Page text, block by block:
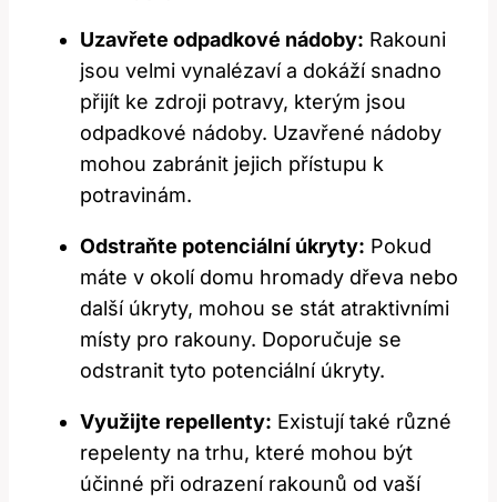
Uzavřete odpadkové nádoby: Rakouni
jsou velmi vynalézaví a dokáží snadno
přijít ke zdroji potravy, kterým jsou
odpadkové nádoby. Uzavřené nádoby
mohou zabránit jejich přístupu k
potravinám.
Odstraňte potenciální úkryty: Pokud
máte v okolí domu hromady dřeva nebo
další úkryty, mohou se stát atraktivními
místy pro rakouny. Doporučuje se
odstranit tyto potenciální úkryty.
Využijte repellenty: Existují také různé
repelenty na trhu, které mohou být
účinné při odrazení rakounů od vaší